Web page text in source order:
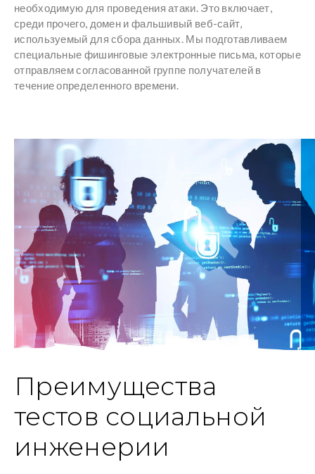
необходимую для проведения атаки. Это включает,
среди прочего, домен и фальшивый веб-сайт,
используемый для сбора данных. Мы подготавливаем
специальные фишинговые электронные письма, которые
отправляем согласованной группе получателей в
течение определенного времени.
Преимущества
тестов социальной
инженерии